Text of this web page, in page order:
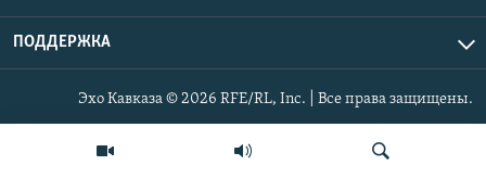
ПОДДЕРЖКА
Эхо Кавказа © 2026 RFE/RL, Inc. | Все права защищены.